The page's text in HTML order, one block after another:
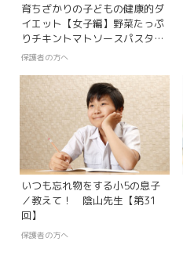
育ちざかりの子どもの健康的ダ
イエット【女子編】野菜たっぷ
りチキントマトソースパスタ＆
きのこのスープ／元気な子ども
保護者の方へ
いつも忘れ物をする小5の息子
／教えて！ 陰山先生【第31
回】
保護者の方へ